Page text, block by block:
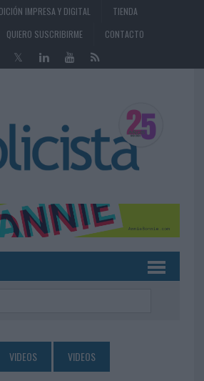
IMPRESA Y DIGITAL
TIENDA
QUIERO SUSCRIBIRME CONTACTO
VIDEOS VIDEOS